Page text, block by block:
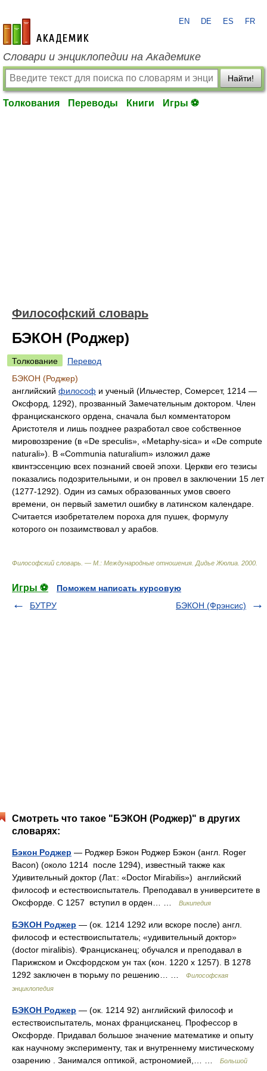
academic.ru
EN DE ES FR
Словари и энциклопедии на Академике
Найти!
Толкования Переводы Книги Игры ⚽
Философский словарь
БЭКОН (Роджер)
Толкование
Перевод
БЭКОН (Роджер)
английский философ и ученый (Ильчестер, Сомерсет, 1214 —
Оксфорд, 1292), прозванный Замечательным доктором. Член
францисканского ордена, сначала был комментатором
Аристотеля и лишь позднее разработал свое собственное
мировоззрение (в «De speculis», «Metaphy-sica» и «De compute
naturali»). В «Communia naturalium» изложил даже
квинтэссенцию всех познаний своей эпохи. Церкви его тезисы
показались подозрительными, и он провел в заключении 15 лет
(1277-1292). Один из самых образованных умов своего
времени, он первый заметил ошибку в латинском календаре.
Считается изобретателем пороха для пушек, формулу
которого он позаимствовал у арабов.
Философский словарь. — М.: Международные отношения Дидье Жюлиа 2000
Игры ⚽
Поможем написать курсовую
БУТРУ
БЭКОН (Фрэнсис)
Смотреть что такое "БЭКОН (Роджер)" в других
словарях:
Бэкон Роджер — Роджер Бэкон Роджер Бэкон (англ. Roger
Bacon) (около 1214 после 1294), известный также как
Удивительный доктор (Лат.: «Doctor Mirabilis») английский
философ и естествоиспытатель. Преподавал в университете в
Оксфорде. С 1257 вступил в орден… …
Википедия
БЭКОН Роджер — (ок. 1214 1292 или вскоре после) англ.
философ и естествоиспытатель; «удивительный доктор»
(doctor miralibis). Францисканец; обучался и преподавал в
Парижском и Оксфордском ун тах (кон. 1220 х 1257). В 1278
1292 заключен в тюрьму по решению… …
Философская
энциклопедия
БЭКОН Роджер — (ок. 1214 92) английский философ и
естествоиспытатель, монах францисканец. Профессор в
Оксфорде. Придавал большое значение математике и опыту
как научному эксперименту, так и внутреннему мистическому
озарению . Занимался оптикой, астрономией,… …
Большой